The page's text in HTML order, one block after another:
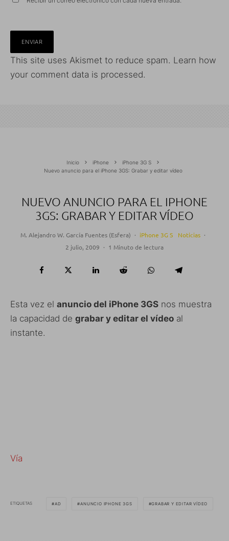
This site uses Akismet to reduce spam. Learn how
your comment data is processed.
Inicio iPhone
iPhone 3G S
Nuevo anuncio para el iPhone 3GS: Grabar y editar vídeo
NUEVO ANUNCIO PARA EL IPHONE
3GS: GRABAR Y EDITAR VÍDEO
M. Alejandro W. García Fuentes (Esfera) · iPhone 3G S Noticias ·
2 julio, 2009 · 1 Minuto de lectura
Esta vez el anuncio del iPhone 3GS nos muestra
la capacidad de grabar y editar el vídeo al
instante.
Vía
ETIQUETAS AD ANUNCIO IPHONE 3GS GRABAR Y EDITAR VÍDEO